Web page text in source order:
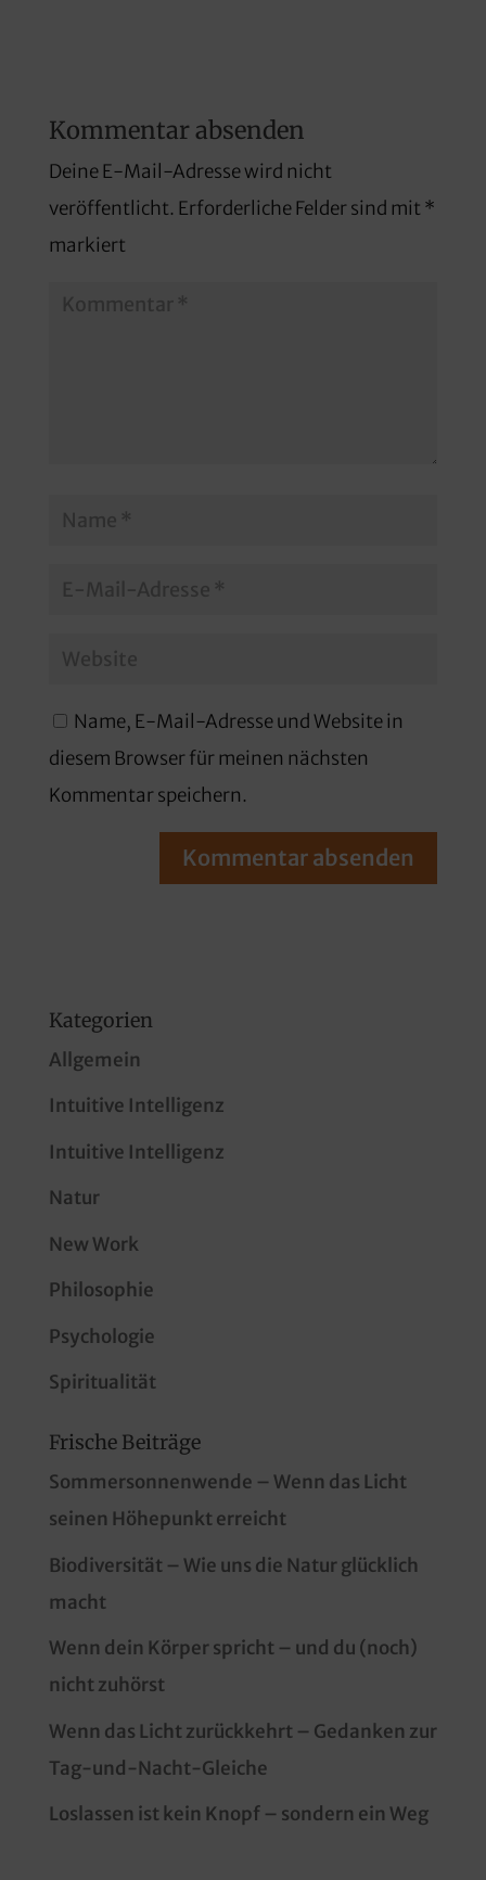
Kommentar absenden
Deine E-Mail-Adresse wird nicht
veröffentlicht. Erforderliche Felder sind mit *
markiert
Name, E-Mail-Adresse und Website in
diesem Browser für meinen nächsten
Kommentar speichern.
Kategorien
Allgemein
Intuitive Intelligenz
Intuitive Intelligenz
Natur
New Work
Philosophie
Psychologie
Spiritualität
Frische Beiträge
Sommersonnenwende – Wenn das Licht
seinen Höhepunkt erreicht
Biodiversität – Wie uns die Natur glücklich
macht
Wenn dein Körper spricht – und du (noch)
nicht zuhörst
Wenn das Licht zurückkehrt – Gedanken zur
Tag-und-Nacht-Gleiche
Loslassen ist kein Knopf – sondern ein Weg